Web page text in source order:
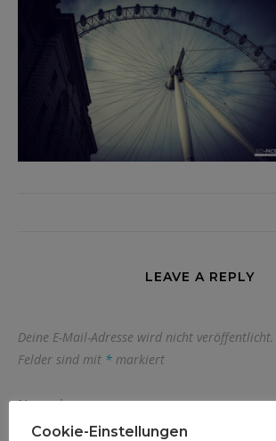
LEAVE A REPLY
Deine E-Mail-Adresse wird nicht veröffentlicht.
Felder sind mit * markiert
Name*
Cookie-Einstellungen